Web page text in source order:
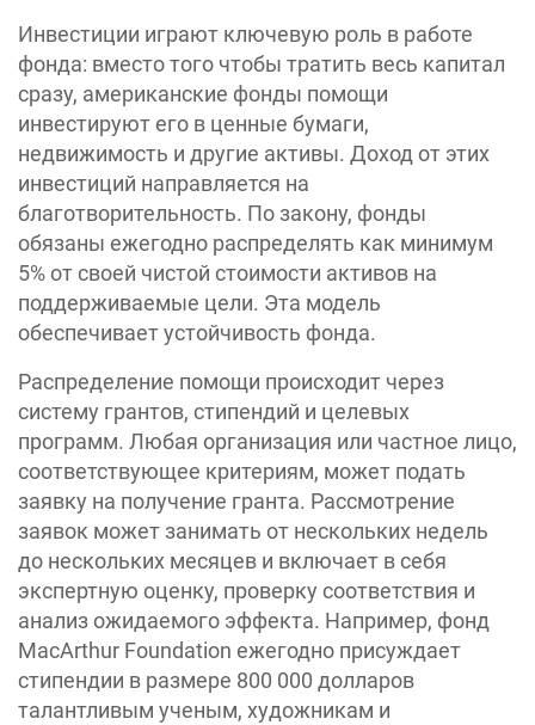
Инвестиции играют ключевую роль в работе
фонда: вместо того чтобы тратить весь капитал
сразу, американские фонды помощи
инвестируют его в ценные бумаги,
недвижимость и другие активы. Доход от этих
инвестиций направляется на
благотворительность. По закону, фонды
обязаны ежегодно распределять как минимум
5% от своей чистой стоимости активов на
поддерживаемые цели. Эта модель
обеспечивает устойчивость фонда.
Распределение помощи происходит через
систему грантов, стипендий и целевых
программ. Любая организация или частное лицо,
соответствующее критериям, может подать
заявку на получение гранта. Рассмотрение
заявок может занимать от нескольких недель
до нескольких месяцев и включает в себя
экспертную оценку, проверку соответствия и
анализ ожидаемого эффекта. Например, фонд
MacArthur Foundation ежегодно присуждает
стипендии в размере 800 000 долларов
талантливым ученым, художникам и